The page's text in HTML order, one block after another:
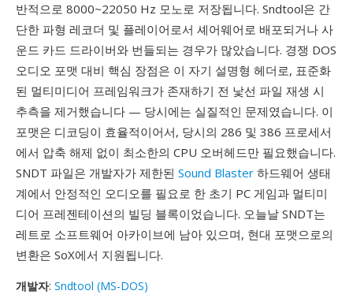
반적으로 8000~22050 Hz 모노로 저장됩니다. Sndtool은 간
단한 파형 레코더 및 플레이어로서 셰어웨어로 배포되거나 사
운드 카드 드라이버와 번들되는 경우가 많았습니다. 경쟁 DOS
오디오 포맷 대비 핵심 장점은 이 자기 설명형 헤더로, 표준화
된 멀티미디어 프레임워크가 존재하기 전 낯선 파일 재생 시
추측을 제거했습니다 — 당시에는 실질적인 문제였습니다. 이
포맷은 디코딩이 효율적이어서, 당시의 286 및 386 프로세서
에서 압축 해제 없이 최소한의 CPU 오버헤드만 필요했습니다.
SNDT 파일은 개발자가 제한된 Sound Blaster 하드웨어 생태
계에서 안정적인 오디오를 필요로 한 초기 PC 게임과 멀티미
디어 프레젠테이션의 빌딩 블록이었습니다. 오늘날 SNDT는
레트로 소프트웨어 아카이브에 남아 있으며, 현대 포맷으로의
변환은 SoX에서 지원됩니다.
개발자: Sndtool (MS-DOS)